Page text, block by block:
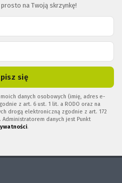
na Twoją skrzynkę!
się
danych osobowych (imię, adres e-
z art. 6 ust. 1 lit. a RODO oraz na
drogą elektroniczną zgodnie z art. 172
danych jest Punkt
.